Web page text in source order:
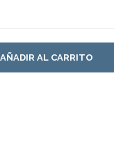
AÑADIR AL CARRITO